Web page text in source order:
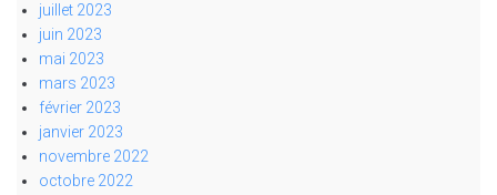
juillet 2023
juin 2023
mai 2023
mars 2023
février 2023
janvier 2023
novembre 2022
octobre 2022